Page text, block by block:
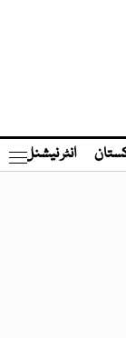
انٹر نیشنل